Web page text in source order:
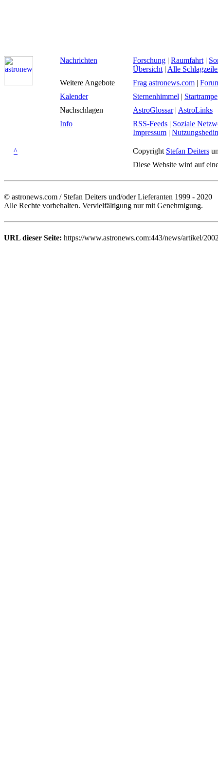
Nachrichten Forschung | Raumfahrt |
Übersicht | Alle
Weitere Angebote
Frag astronews.com |
Kalender
Sternenhimmel | Startrampe
Nachschlagen
AstroGlossar| AstroLinks
Info
RSS-Feeds | Soziale
Impressum |
^ Copyright Stefan Deiters
Diese Website wird auf
© astronews.com / Stefan Deiters und/oder Lieferanten 1999 - 2020
Alle Rechte vorbehalten. Vervielfältigung nur mit Genehmigung.
URL dieser Seite: https://www.astronews.com:443/news/artikel/